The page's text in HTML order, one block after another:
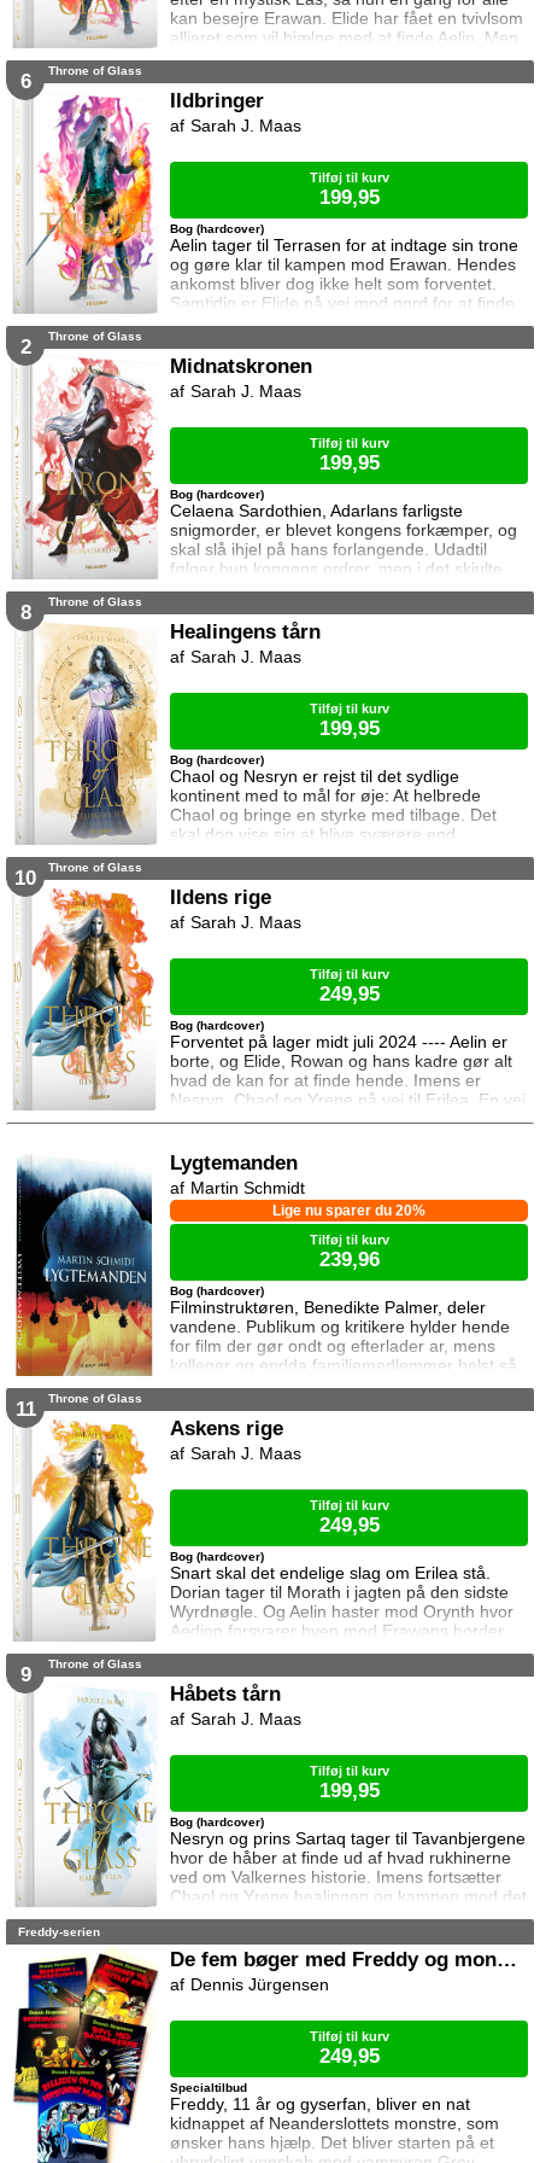
kan besejre Erawan. Elide har fået en tvivlsom
allieret som vil hjælpe med at finde Aelin. Men
for hvilken pris? Manon vågner i lænker og
Dorian ikke glemme heksen der hjalp ham i
6 Throne of Glass
Ildbringer
Aelin tager til Terrasen for at indtage sin trone
og gøre klar til kampen mod Erawan. Hendes
ankomst bliver dog ikke helt som forventet.
Samtidig er Elide på vej mod nord for at finde
Aelin og Celaena Sardothien. Oakwaldskoven
når nogen følger efter én. Dorian forsøger at
problemer at kæmpe mod, og Manon byder
Bog (hardcover)
Sarah J. Maas
Tilføj til kurv
199,95
2 Throne of Glass
Midnatskronen
Celaena Sardothien, Adarlans farligste
snigmorder, er blevet kongens forkæmper, og
skal slå ihjel på hans forlangende. Udadtil
følger hun kongens ordrer, men i det skjulte
modarbejder hun ham. Det bliver dog stadig
vennerne, der intet kender til hendes private
oprør. Den for længst hedengangne dronning,
Elena, sætter samtidig Celaena på en svær
Bog (hardcover)
Sarah J. Maas
Tilføj til kurv
199,95
8 Throne of Glass
Healingens tårn
Chaol og Nesryn er rejst til det sydlige
kontinent med to mål for øje: At helbrede
Chaol og bringe en styrke med tilbage. Det
skal dog vise sig at blive sværere end
forventet, for khaganen, det sydlige kontinents
træffe en beslutning her og nu. Da en healer
bliver myrdet under mystiske omstændigheder,
frygter Chaol og Nesryn at Valkerne er fulgt
Bog (hardcover)
Sarah J. Maas
Tilføj til kurv
199,95
10 Throne of Glass
Ildens rige
Forventet på lager midt juli 2024 ---- Aelin er
borte, og Elide, Rowan og hans kadre gør alt
hvad de kan for at finde hende. Imens er
Nesryn, Chaol og Yrene på vej til Erilea. En vej
der fører dem forbi Chaols barndomshjem
kæmper Aedion mod Erawans fremrykkende
styrker og sin vrede over den aftale Aelin og
Lysandra har indgået. Og Dorian og Manon
må vælge om de vil lede efte
Bog (hardcover)
Sarah J. Maas
Tilføj til kurv
249,95
Lygtemanden
Filminstruktøren, Benedikte Palmer, deler
vandene. Publikum og kritikere hylder hende
for film der gør ondt og efterlader ar, mens
kolleger og endda familiemedlemmer helst så
hende forsvinde. Under en rejse til Los
miste livet. Da efterforskningen fortsætter
hjemme i Danmark, sender FBI den
nyuddannede agent April Biggs for at assistere
Bog (hardcover)
Lige nu sparer du 20%
Martin Schmidt
Tilføj til kurv
239,96
11 Throne of Glass
Askens rige
Snart skal det endelige slag om Erilea stå.
Dorian tager til Morath i jagten på den sidste
Wyrdnøgle. Og Aelin haster mod Orynth hvor
Aedion forsvarer byen mod Erawans horder.
Heldigvis er han ikke alene. Men kan deres
mod Erawans rædsler?
Bog (hardcover)
Sarah J. Maas
Tilføj til kurv
249,95
9 Throne of Glass
Håbets tårn
Nesryn og prins Sartaq tager til Tavanbjergene
hvor de håber at finde ud af hvad rukhinerne
ved om Valkernes historie. Imens fortsætter
Chaol og Yrene healingen og kampen mod det
mystiske mørke som lurer inden i ham. Men
deres venner derhjemme.
Bog (hardcover)
Sarah J. Maas
Tilføj til kurv
199,95
Freddy-serien
De fem bøger med Freddy og monstrene
Freddy, 11 år og gyserfan, bliver en nat
kidnappet af Neanderslottets monstre, som
ønsker hans hjælp. Det bliver starten på et
Specialtilbud
Dennis Jürgensen
Tilføj til kurv
249,95